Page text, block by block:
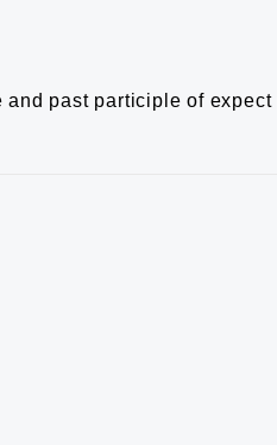
and past participle of expect